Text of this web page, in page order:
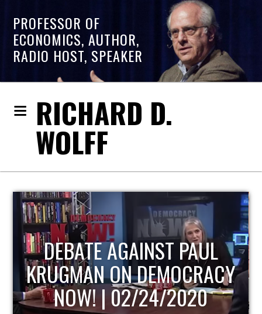
PROFESSOR OF
ECONOMICS, AUTHOR,
RADIO HOST, SPEAKER
RICHARD D.
WOLFF
HOST OF ECONOMIC
UPDATE